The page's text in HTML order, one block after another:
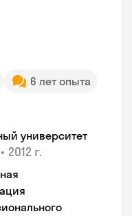
6 лет опыта
университет
• 2012 г.